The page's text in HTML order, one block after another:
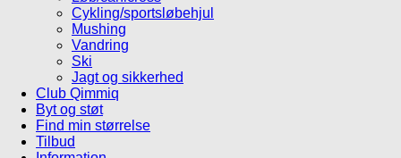
Cykling/sportsløbehjul
Mushing
Vandring
Ski
Jagt og sikkerhed
Club Qimmiq
Byt og støt
Find min størrelse
Tilbud